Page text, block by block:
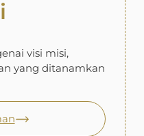
visi misi,
yang ditanamkan